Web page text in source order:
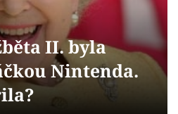
II. byla
Nintenda.